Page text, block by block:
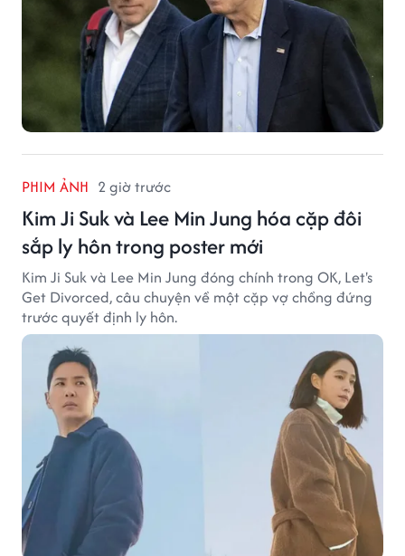
PHIM ẢNH 2 giờ trước
Kim Ji Suk và Lee Min Jung hóa cặp đôi
sắp ly hôn trong poster mới
Kim Ji Suk và Lee Min Jung đóng chính trong OK, Let's
Get Divorced, câu chuyện về một cặp vợ chồng đứng
trước quyết định ly hôn.